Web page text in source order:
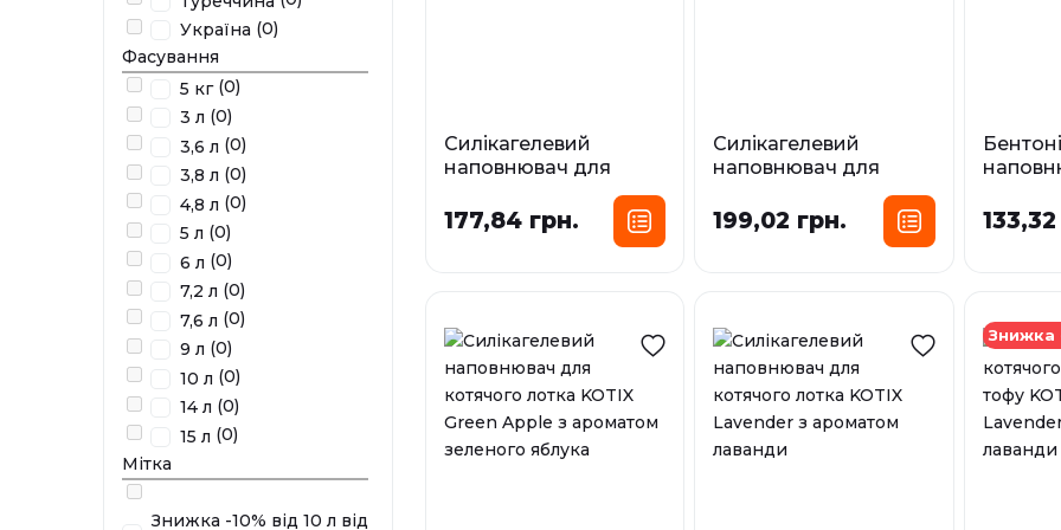
Україна (0)
Фасування
5 кг (0)
3 л (0)
3,6 л (0)
3,8 л (0)
4,8 л (0)
5 л (0)
6 л (0)
7,2 л (0)
7,6 л (0)
9 л (0)
10 л (0)
14 л (0)
15 л (0)
Мітка
Знижка -10% від 10 л від
Силікагелевий
наповнювач для
котячого лотка KOTIX
Фасування:
У наявності
177,84 грн.
Силікагелевий
наповнювач для
Пухнастики
У наявності
199,02 грн.
без
УЗнижка